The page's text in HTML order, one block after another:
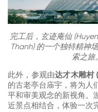
完工后，玄迹庵仙
Thanh) 的一个独特精神
索之旅
此外，参观由达才木雕村
的古老亭台庙宇，将为人
平和审美观念的新视角。
近景点相结合，体验一次